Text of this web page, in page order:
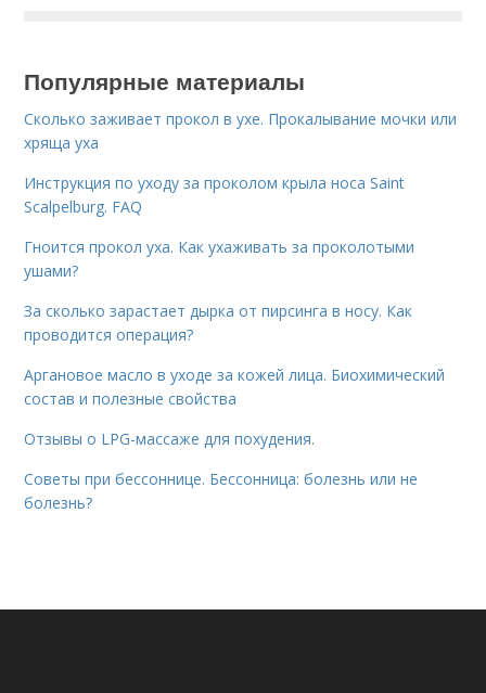
Популярные материалы
Сколько заживает прокол в ухе. Прокалывание мочки или
хряща уха
Инструкция по уходу за проколом крыла носа Saint
Scalpelburg. FAQ
Гноится прокол уха. Как ухаживать за проколотыми
ушами?
За сколько зарастает дырка от пирсинга в носу. Как
проводится операция?
Аргановое масло в уходе за кожей лица. Биохимический
состав и полезные свойства
Отзывы о LPG-массаже для похудения.
Советы при бессоннице. Бессонница: болезнь или не
болезнь?